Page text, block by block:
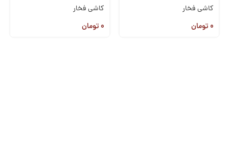
کاشی فخار
۰تومان
کاشی فخار
۰تومان